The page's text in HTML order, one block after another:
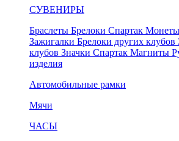
СУВЕНИРЫ
Браслеты Брелоки Спартак
Зажигалки Брелоки других клубов
клубов Значки Спартак Магниты
изделия
Автомобильные рамки
Мячи
ЧАСЫ